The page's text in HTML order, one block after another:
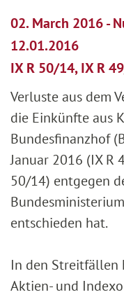
02. March 2016 -
12.01.2016
IX R 50/14, IX R
Verluste aus dem
die Einkünfte aus
Bundesfinanzhof
Januar 2016 (IX R
50/14) entgegen
entschieden hat.
In den Streitfällen
Aktien- und